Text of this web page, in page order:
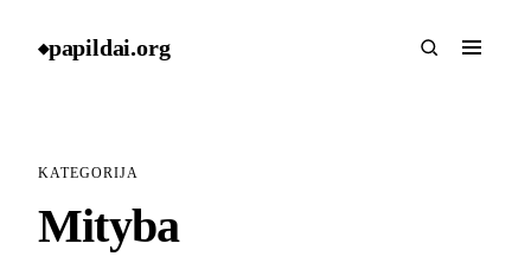
◆papildai.org
KATEGORIJA
Mityba